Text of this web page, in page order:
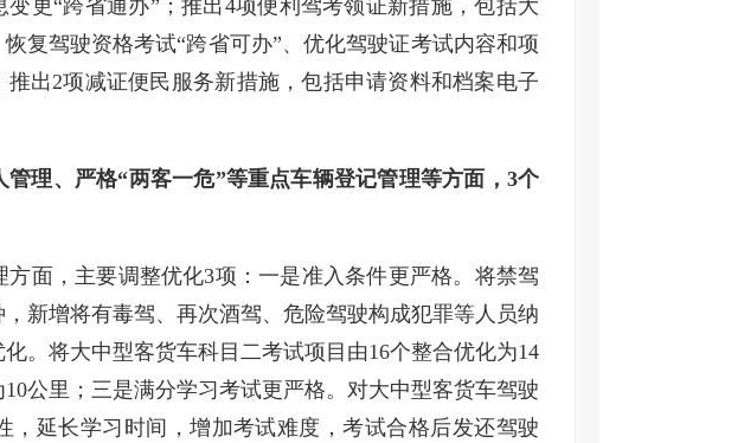
更“跨省通办”；推出4项便利驾考领证新措施，包括大
复驾驶资格考试“跨省可办”、优化驾驶证考试内容和项
推出2项减证便民服务新措施，包括申请资料和档案电子
理、严格“两客一危”等重点车辆登记管理等方面，3个
面，主要调整优化3项：一是准入条件更严格。将禁驾
新增将有毒驾、再次酒驾、危险驾驶构成犯罪等人员纳
。将大中型客货车科目二考试项目由16个整合优化为14
公里；三是满分学习考试更严格。对大中型客货车驾驶
，延长学习时间，增加考试难度，考试合格后发还驾驶